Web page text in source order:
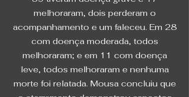
melhoraram, dois perderam o
acompanhamento e um faleceu. Em 28
com doença moderada, todos
melhoraram; e em 11 com doença
leve, todos melhoraram e nenhuma
morte foi relatada. Mousa concluiu que